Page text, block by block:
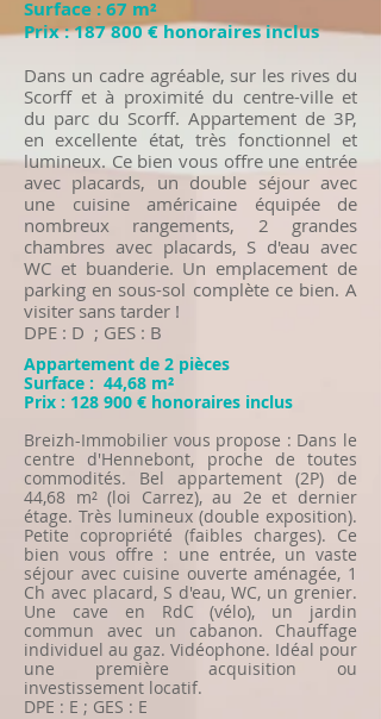
Surface : 67 m²​
Prix : 187 800 € honoraires inclus
​Dans un cadre agréable, sur les rives du
Scorff et à proximité du centre-ville et
du parc du Scorff. Appartement de 3P,
en excellente état, très fonctionnel et
lumineux. Ce bien vous offre une entrée
avec placards, un double séjour avec
une cuisine américaine équipée de
nombreux rangements, 2 grandes
chambres avec placards, S d'eau avec
WC et buanderie. Un emplacement de
parking en sous-sol complète ce bien. A
visiter sans tarder !
DPE : D ; GES : B
Appartement de 2 pièces
Surface : 44,68 m²​
Prix : 128 900 € honoraires inclus
Breizh-Immobilier vous propose : Dans le
centre d'Hennebont, proche de toutes
commodités. Bel appartement (2P) de
44,68 m² (loi Carrez), au 2e et dernier
étage. Très lumineux (double exposition).
Petite copropriété (faibles charges). Ce
bien vous offre : une entrée, un vaste
séjour avec cuisine ouverte aménagée, 1
Ch avec placard, S d'eau, WC, un grenier.
Une cave en RdC (vélo), un jardin
commun avec un cabanon. Chauffage
individuel au gaz. Vidéophone. Idéal pour
une première acquisition ou
investissement locatif.
DPE : E ; GES : E